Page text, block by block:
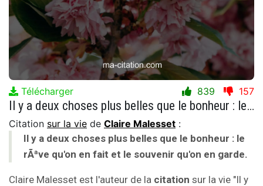
Télécharger 839 157
Il y a deux choses plus belles que le bonheur : le rÃªve qu'on en fait et le souvenir qu'on en garde.
Citation sur la vie de Claire Malesset :
Il y a deux choses plus belles que le bonheur : le
rÃªve qu'on en fait et le souvenir qu'on en garde.
Claire Malesset est l'auteur de la citation sur la vie "Il y